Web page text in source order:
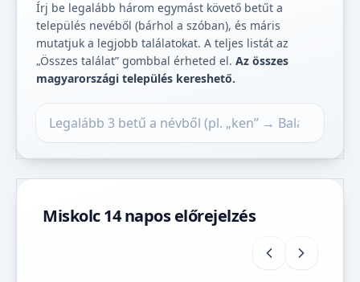
Írj be legalább három egymást követő betűt a
település nevéből (bárhol a szóban), és máris
mutatjuk a legjobb találatokat. A teljes listát az
„Összes találat” gombbal érheted el. Az összes
magyarországi település kereshető.
Miskolc 14 napos előrejelzés